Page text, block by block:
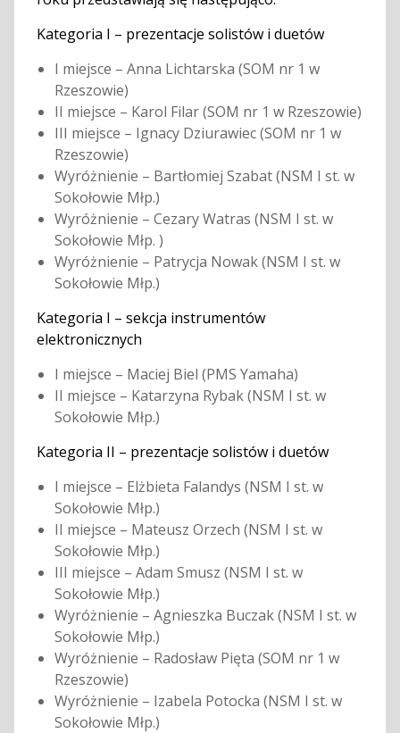
Kategoria I – prezentacje solistów i duetów
I miejsce – Anna Lichtarska (SOM nr 1 w
Rzeszowie)
II miejsce – Karol Filar (SOM nr 1 w Rzeszowie)
III miejsce – Ignacy Dziurawiec (SOM nr 1 w
Rzeszowie)
Wyróżnienie – Bartłomiej Szabat (NSM I st. w
Sokołowie Młp.)
Wyróżnienie – Cezary Watras (NSM I st. w
Sokołowie Młp. )
Wyróżnienie – Patrycja Nowak (NSM I st. w
Sokołowie Młp.)
Kategoria I – sekcja instrumentów
elektronicznych
I miejsce – Maciej Biel (PMS Yamaha)
II miejsce – Katarzyna Rybak (NSM I st. w
Sokołowie Młp.)
Kategoria II – prezentacje solistów i duetów
I miejsce – Elżbieta Falandys (NSM I st. w
Sokołowie Młp.)
II miejsce – Mateusz Orzech (NSM I st. w
Sokołowie Młp.)
III miejsce – Adam Smusz (NSM I st. w
Sokołowie Młp.)
Wyróżnienie – Agnieszka Buczak (NSM I st. w
Sokołowie Młp.)
Wyróżnienie – Radosław Pięta (SOM nr 1 w
Rzeszowie)
Wyróżnienie – Izabela Potocka (NSM I st. w
Sokołowie Młp.)